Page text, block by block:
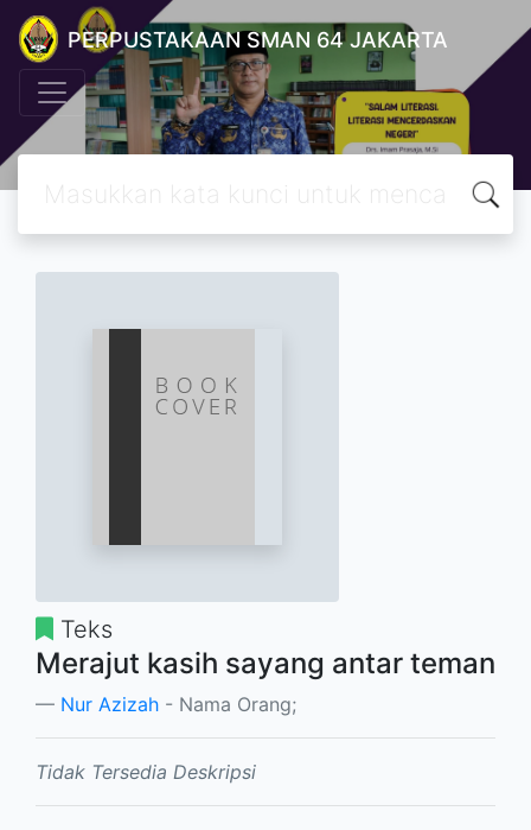
PERPUSTAKAAN SMAN 64 JAKARTA
Teks
Merajut kasih sayang antar teman
Nur Azizah - Nama Orang;
Tidak Tersedia Deskripsi